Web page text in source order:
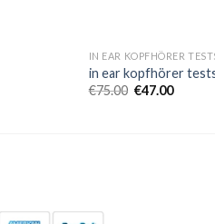
IN EAR KOPFHÖRER
in ear kopfhörer
€75.00 €47.00